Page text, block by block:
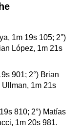
1m 19s 105; 2°)
López, 1m 21s
901; 2°) Brian
Ullman, 1m 21s
810; 2°) Matías
1m 20s 981.